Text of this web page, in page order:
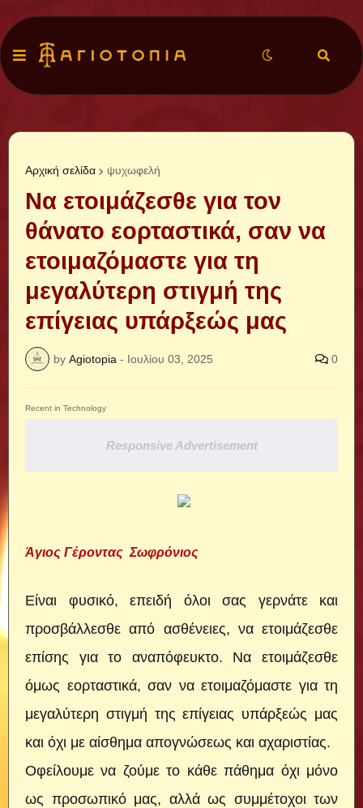
Αρχική σελίδα ψυχωφελή
Να ετοιμάζεσθε για τον
θάνατο εορταστικά, σαν να
ετοιμαζόμαστε για τη
μεγαλύτερη στιγμή της
επίγειας υπάρξεώς μας
by Agiotopia - Ιουλίου 03, 2025 0
Recent in Technology
Responsive Advertisement
Άγιος Γέροντας Σωφρόνιος
Είναι φυσικό, επειδή όλοι σας γερνάτε και
προσβάλλεσθε από ασθένειες, να ετοιμάζεσθε
επίσης για το αναπόφευκτο. Να ετοιμάζεσθε
όμως εορταστικά, σαν να ετοιμαζόμαστε για τη
μεγαλύτερη στιγμή της επίγειας υπάρξεώς μας
και όχι με αίσθημα απογνώσεως και αχαριστίας.
Οφείλουμε να ζούμε το κάθε πάθημα όχι μόνο
ως προσωπικό μας, αλλά ως συμμέτοχοι των